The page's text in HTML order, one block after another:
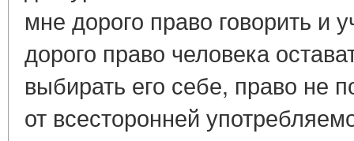
мне дорого право говорить и
дорого право человека
выбирать его себе, право не
от всесторонней